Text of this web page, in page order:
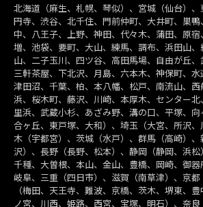
北海道（麻生、札幌、琴似）、宮城（仙台）
円寺、渋谷、北千住、門前仲町、大井町、巣
中、八王子、上野、神田、代々木、蒲田、原
増、池袋、要町、大山、練馬、調布、浜田山
山、二子玉川、四ツ谷、高田馬場、自由が丘、
三軒茶屋、下北沢、月島、六本木、神保町、水
津田沼、千葉、柏、本八幡、松戸、南流山、
浜、桜木町、藤沢、川崎、本厚木、センター
里浜、武蔵小杉、あざみ野、溝の口、平塚、
合ヶ丘、東戸塚、大和）、埼玉（大宮、所沢
木（宇都宮）、茨城（水戸）、群馬（高崎）
沢）、長野（長野、松本）、静岡（静岡、浜松
千種、大曽根、本山、金山、豊橋、岡崎、御器
岐阜、三重（四日市）、滋賀（南草津）、京
（梅田、天王寺、難波、京橋、茨木、堺東、
ノ宮、川西、姫路、西宮、宝塚、明石）、奈